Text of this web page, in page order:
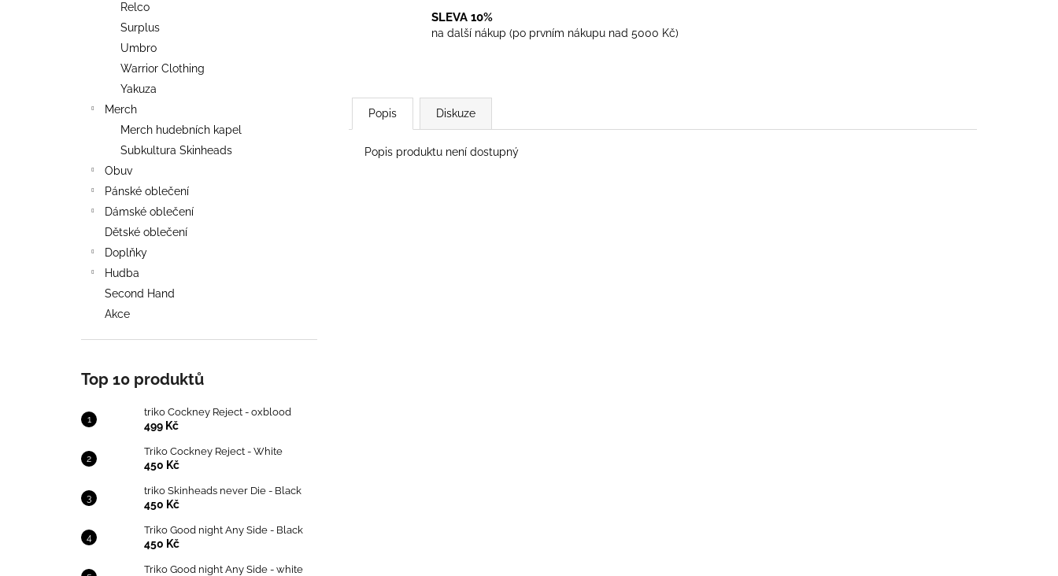
Relco
Surplus
Umbro
Warrior Clothing
Yakuza
Merch
Merch hudebních kapel
Subkultura Skinheads
Obuv
Pánské oblečení
Dámské oblečení
Dětské oblečení
Doplňky
Hudba
Second Hand
Akce
Top 10 produktů
triko Cockney Reject - oxblood
499 Kč
Triko Cockney Reject - White
450 Kč
triko Skinheads never Die - Black
450 Kč
Triko Good night Any Side - Black
450 Kč
Triko Good night Any Side - white
SLEVA 10%
na další nákup (po prvním nákupu nad 5000 Kč)
Popis Diskuze
Popis produktu není dostupný